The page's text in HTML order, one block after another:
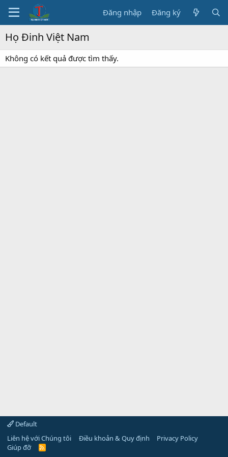
Đăng nhập Đăng ký
Họ Đinh Việt Nam
Không có kết quả được tìm thấy.
Default
Liên hệ với Chúng tôi
Điều khoản & Quy định
Privacy Policy
Giúp đỡ
R